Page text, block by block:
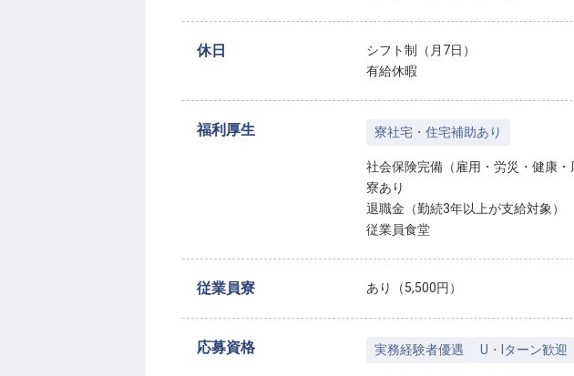
休日
シフト制（月7日）
有給休暇
福利厚生 寮社宅・住宅補助あり
社会保険完備（雇用・労災・健康・
寮あり
退職金（勤続3年以上が支給対象）
従業員食堂
従業員寮 あり（5,500円）
応募資格 実務経験者優遇 U・Iターン歓迎